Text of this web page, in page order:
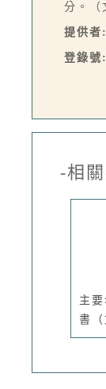
分。（
提供者:
登錄號:
-相
主
書